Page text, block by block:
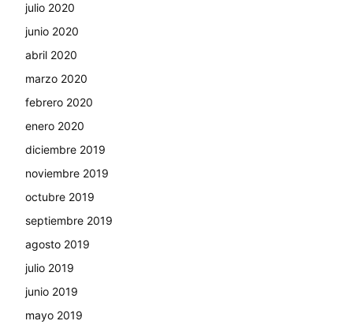
julio 2020
junio 2020
abril 2020
marzo 2020
febrero 2020
enero 2020
diciembre 2019
noviembre 2019
octubre 2019
septiembre 2019
agosto 2019
julio 2019
junio 2019
mayo 2019